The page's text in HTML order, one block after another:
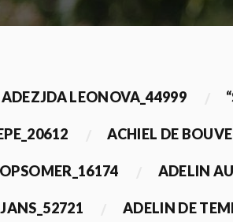
LEONOVA_44999
ACHIEL DE
ADELIN
ADELIN DE